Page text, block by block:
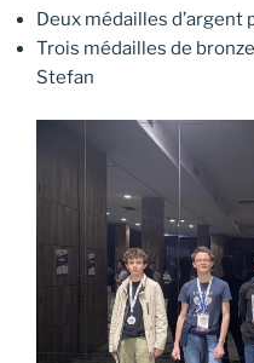
Deux médailles d’argent
Trois médailles de
Stefan